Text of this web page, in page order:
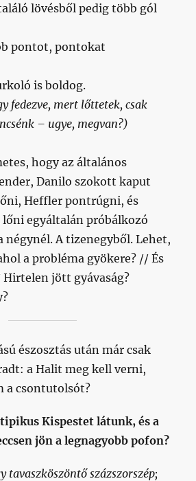
lövésből pedig több gól
pontot, pontokat
is boldog.
fedezve, mert lőttetek, csak
– ugye, megvan?)
hogy az általános
Danilo szokott kaput
Heffler pontrúgni, és
egyáltalán próbálkozó
négynél. A tizenegyből. Lehet,
a probléma gyökere? // És
Hirtelen jött gyávaság?
észosztás után már csak
a Halit meg kell verni,
a csontutolsót?
tipikus Kispestet látunk, és a
jön a legnagyobb pofon?
tavaszköszöntő százszorszép;